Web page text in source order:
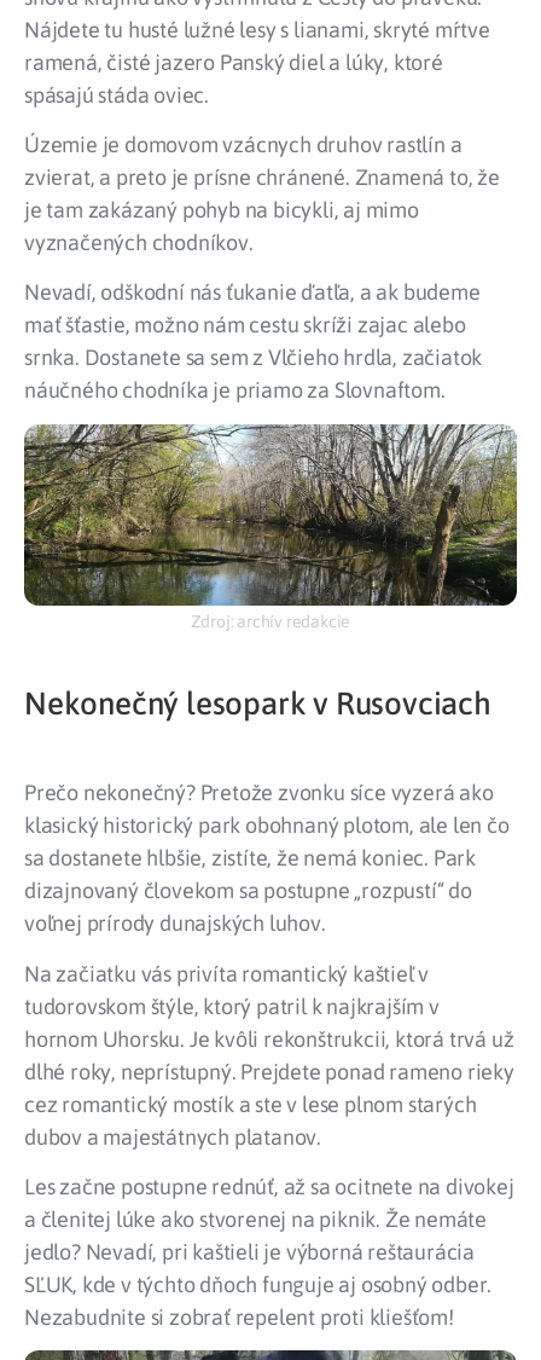
Nájdete tu husté lužné lesy s lianami, skryté mŕtve
ramená, čisté jazero Panský diel a lúky, ktoré
spásajú stáda oviec.
Územie je domovom vzácnych druhov rastlín a
zvierat, a preto je prísne chránené. Znamená to, že
je tam zakázaný pohyb na bicykli, aj mimo
vyznačených chodníkov.
Nevadí, odškodní nás ťukanie ďatľa, a ak budeme
mať šťastie, možno nám cestu skríži zajac alebo
srnka. Dostanete sa sem z Vlčieho hrdla, začiatok
náučného chodníka je priamo za Slovnaftom.
Zdroj: archív redakcie
Nekonečný lesopark v Rusovciach
Prečo nekonečný? Pretože zvonku síce vyzerá ako
klasický historický park obohnaný plotom, ale len čo
sa dostanete hlbšie, zistíte, že nemá koniec. Park
dizajnovaný človekom sa postupne „rozpustí“ do
voľnej prírody dunajských luhov.
Na začiatku vás privíta romantický kaštieľ v
tudorovskom štýle, ktorý patril k najkrajším v
hornom Uhorsku. Je kvôli rekonštrukcii, ktorá trvá už
dlhé roky, neprístupný. Prejdete ponad rameno rieky
cez romantický mostík a ste v lese plnom starých
dubov a majestátnych platanov.
Les začne postupne rednúť, až sa ocitnete na divokej
a členitej lúke ako stvorenej na piknik. Že nemáte
jedlo? Nevadí, pri kaštieli je výborná reštaurácia
SĽUK, kde v týchto dňoch funguje aj osobný odber.
Nezabudnite si zobrať repelent proti kliešťom!